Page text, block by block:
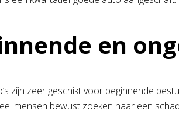
en
zijn zeer geschikt voor beginnende
mensen bewust zoeken naar een